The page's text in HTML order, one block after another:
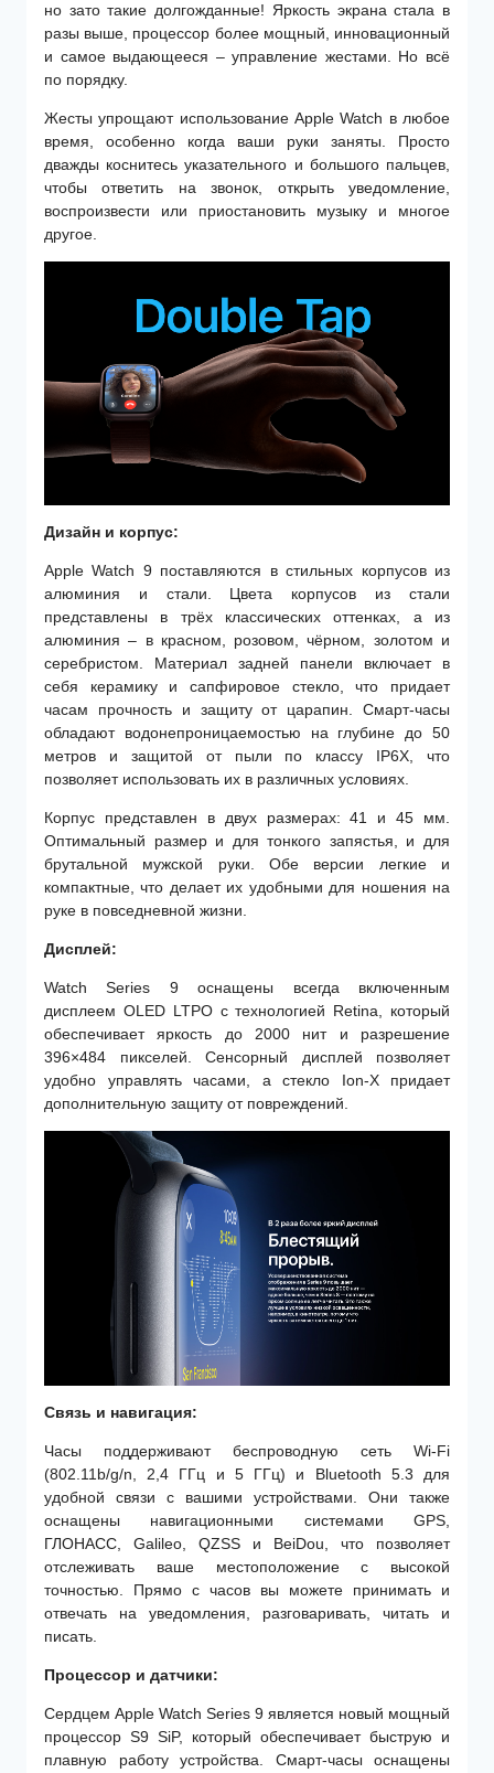
но зато такие долгожданные! Яркость экрана стала в
разы выше, процессор более мощный, инновационный
и самое выдающееся – управление жестами. Но всё
по порядку.
Жесты упрощают использование Apple Watch в любое
время, особенно когда ваши руки заняты. Просто
дважды коснитесь указательного и большого пальцев,
чтобы ответить на звонок, открыть уведомление,
воспроизвести или приостановить музыку и многое
другое.
Дизайн и корпус:
Apple Watch 9 поставляются в стильных корпусов из
алюминия и стали. Цвета корпусов из стали
представлены в трёх классических оттенках, а из
алюминия – в красном, розовом, чёрном, золотом и
серебристом. Материал задней панели включает в
себя керамику и сапфировое стекло, что придает
часам прочность и защиту от царапин. Смарт-часы
обладают водонепроницаемостью на глубине до 50
метров и защитой от пыли по классу IP6X, что
позволяет использовать их в различных условиях.
Корпус представлен в двух размерах: 41 и 45 мм.
Оптимальный размер и для тонкого запястья, и для
брутальной мужской руки. Обе версии легкие и
компактные, что делает их удобными для ношения на
руке в повседневной жизни.
Дисплей:
Watch Series 9 оснащены всегда включенным
дисплеем OLED LTPO с технологией Retina, который
обеспечивает яркость до 2000 нит и разрешение
396×484 пикселей. Сенсорный дисплей позволяет
удобно управлять часами, а стекло Ion-X придает
дополнительную защиту от повреждений.
Связь и навигация:
Часы поддерживают беспроводную сеть Wi-Fi
(802.11b/g/n, 2,4 ГГц и 5 ГГц) и Bluetooth 5.3 для
удобной связи с вашими устройствами. Они также
оснащены навигационными системами GPS,
ГЛОНАСС, Galileo, QZSS и BeiDou, что позволяет
отслеживать ваше местоположение с высокой
точностью. Прямо с часов вы можете принимать и
отвечать на уведомления, разговаривать, читать и
писать.
Процессор и датчики:
Сердцем Apple Watch Series 9 является новый мощный
процессор S9 SiP, который обеспечивает быструю и
плавную работу устройства. Смарт-часы оснащены